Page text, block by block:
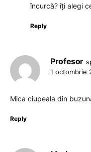
încurcă? îți alegi
Reply
Profesor
1 octombrie
Mica ciupeala din
Reply